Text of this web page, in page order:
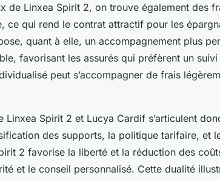
de Linxea Spirit 2, on trouve également des
ce qui rend le contrat attractif pour les
quant à elle, un accompagnement plus
favorisant les assurés qui préfèrent un suivi
peut s’accompagner de frais
Linxea Spirit 2 et Lucya Cardif s’articulent
des supports, la politique tarifaire, et
2 favorise la liberté et la réduction des
et le conseil personnalisé. Cette dualité